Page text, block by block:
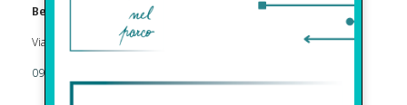
Before s.r.l.s.
Via Della Maestranza , 23 96100 Siracusa
09311962373